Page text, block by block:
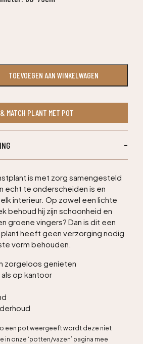
TOEVOEGEN AAN WINKELWAGEN
MATCH PLANT MET POT
is met zorg samengesteld
echt te onderscheiden is en
interieur. Op zowel een lichte
behoud hij zijn schoonheid en
groene vingers? Dan is dit een
heeft geen verzorging nodig
vorm behouden.
zorgeloos genieten
op kantoor
een pot weergeeft wordt deze niet
onze ‘potten/vazen’ pagina mee